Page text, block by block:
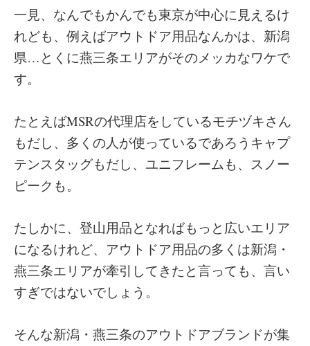
一見、なんでもかんでも東京が中心に見えるけ
れども、例えばアウトドア用品なんかは、新潟
県…とくに燕三条エリアがそのメッカなワケで
す。
たとえばMSRの代理店をしているモチヅキさん
もだし、多くの人が使っているであろうキャプ
テンスタッグもだし、ユニフレームも、スノー
ピークも。
たしかに、登山用品となればもっと広いエリア
になるけれど、アウトドア用品の多くは新潟・
燕三条エリアが牽引してきたと言っても、言い
すぎではないでしょう。
そんな新潟・燕三条のアウトドアブランドが集